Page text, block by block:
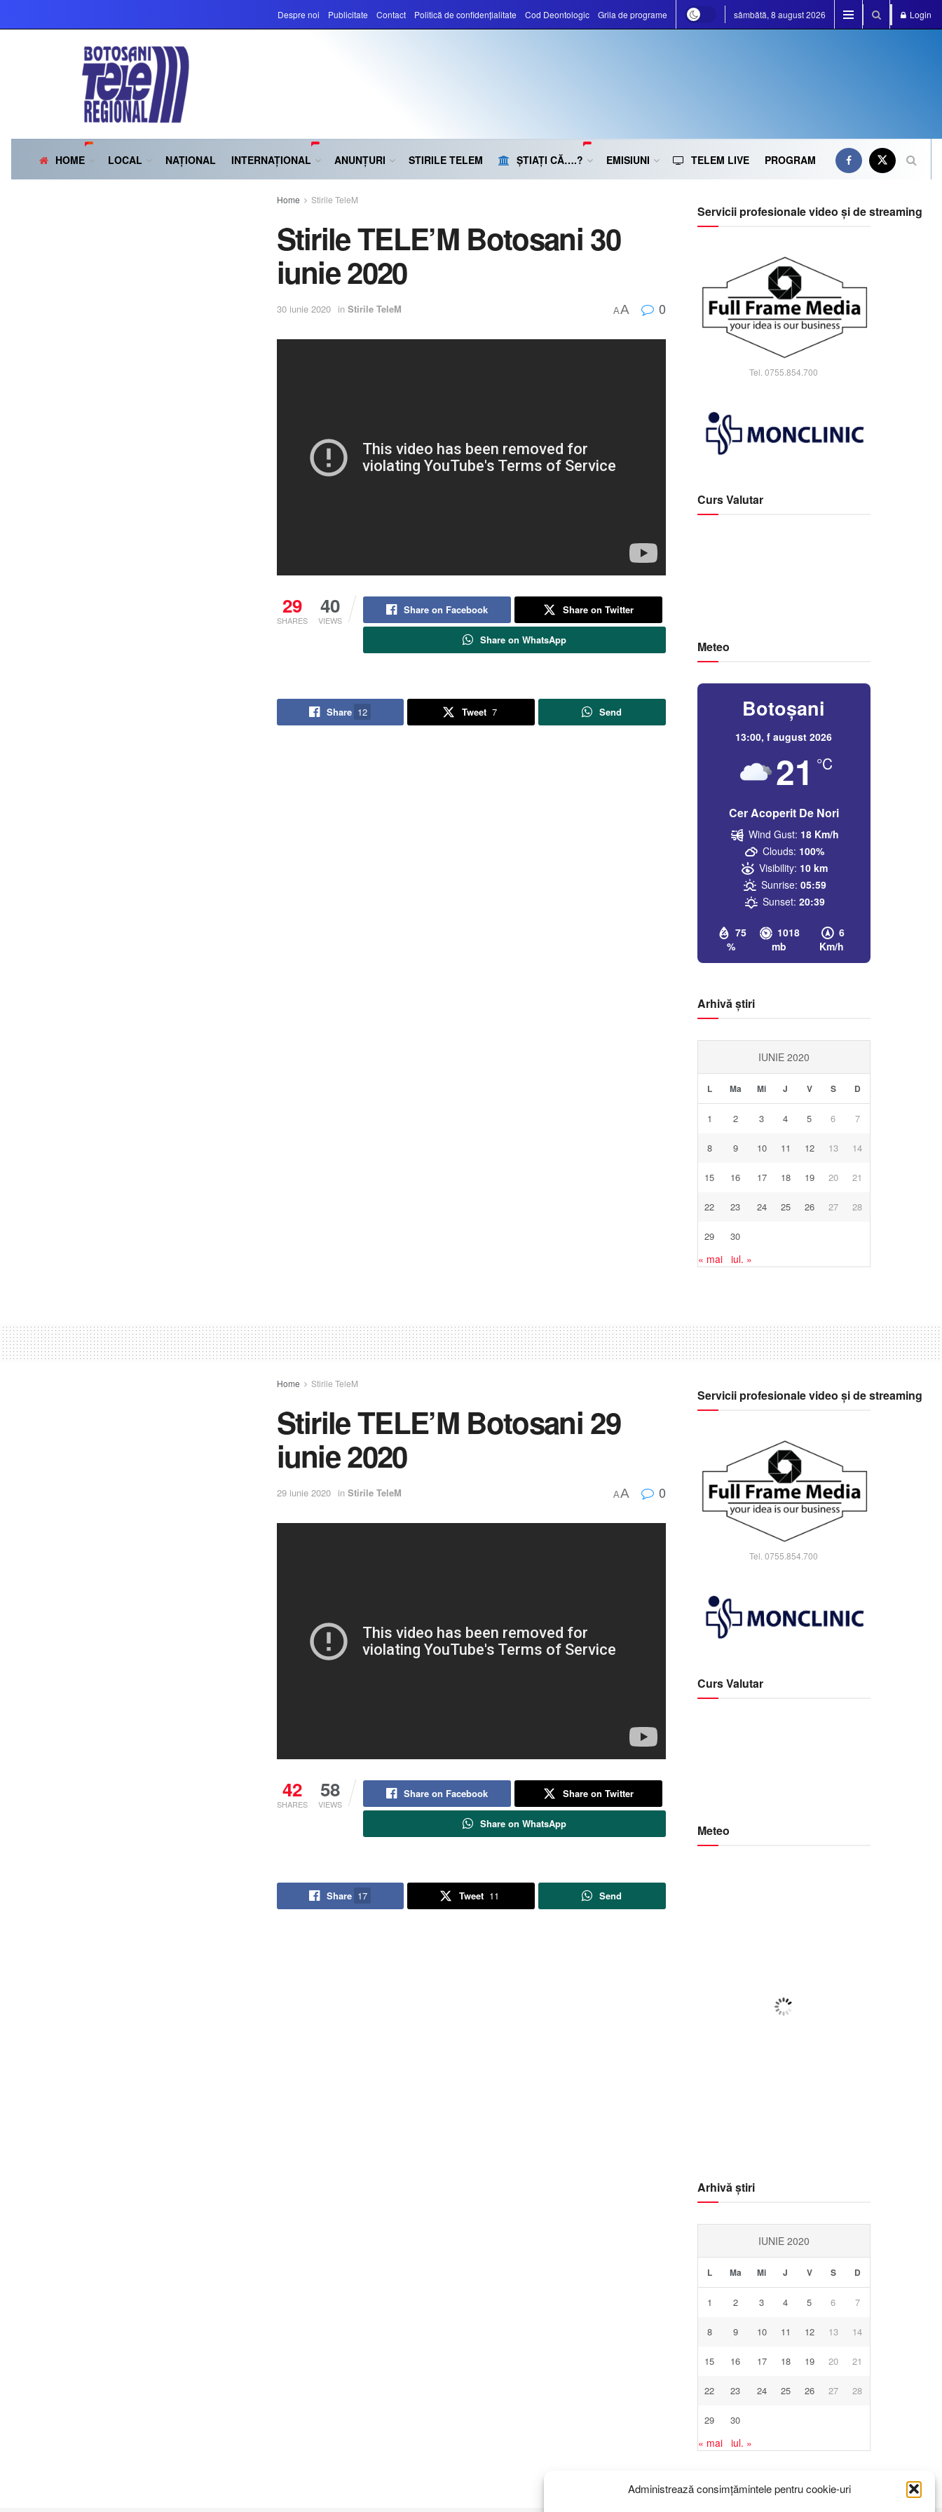
Administrează consimțămintele pentru cookie-uri
Despre noi Publicitate Contact Politică de confidențialitate Cod Deontologic Grila de programe sâmbătă, 8 august 2026 Login
HOME LOCAL NAȚIONAL INTERNAȚIONAL ANUNȚURI STIRILE TELEM ȘTIAȚI CĂ….? EMISIUNI TELEM LIVE PROGRAM
Home Stirile TeleM
Stirile TELE’M Botosani 30
iunie 2020
30 iunie 2020 in Stirile TeleM AA 0
29
SHARES
40
VIEWS
Share on Facebook Share on Twitter
Share on WhatsApp
Share 12 Tweet 7 Send
Servicii profesionale video și de streaming
Tel. 0755.854.700
Curs Valutar
Meteo
Botoșani
13:00,f august 2026
21 °C
Cer Acoperit De Nori
75
%
1018
mb
6
Km/h
Wind Gust: 18 Km/h
Clouds: 100%
Visibility: 10 km
Sunrise: 05:59
Sunset: 20:39
Arhivă știri
IUNIE 2020
L Ma Mi J V S D
1 2 3 4 5 6 7
8 9 10 11 12 13 14
15 16 17 18 19 20 21
22 23 24 25 26 27 28
29 30
« mai iul. »
Home Stirile TeleM
Stirile TELE’M Botosani 29
iunie 2020
29 iunie 2020 in Stirile TeleM AA 0
42
SHARES
58
VIEWS
Share on Facebook Share on Twitter
Share on WhatsApp
Share 17 Tweet 11 Send
Servicii profesionale video și de streaming
Tel. 0755.854.700
Curs Valutar
Meteo
Cer Acoperit De Nori
Wind Gust:
Arhivă știri
IUNIE 2020
L Ma Mi J V S D
1 2 3 4 5 6 7
8 9 10 11 12 13 14
15 16 17 18 19 20 21
22 23 24 25 26 27 28
29 30
« mai iul. »